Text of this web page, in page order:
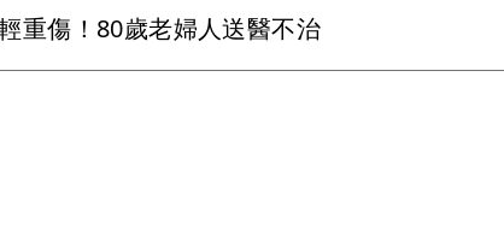
重傷！80歲老婦人送醫不治